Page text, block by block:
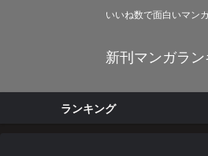
いいね数で面白いマン
新刊マンガラ
ランキング